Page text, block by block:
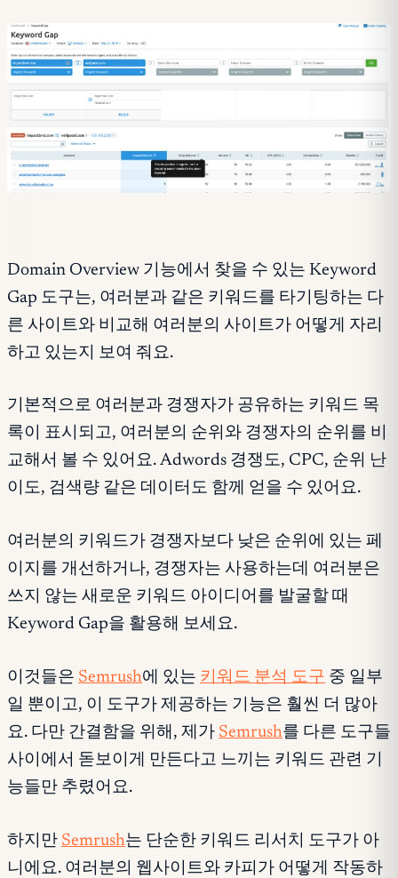
Domain Overview 기능에서 찾을 수 있는 Keyword
Gap 도구는, 여러분과 같은 키워드를 타기팅하는 다
른 사이트와 비교해 여러분의 사이트가 어떻게 자리
하고 있는지 보여 줘요.
기본적으로 여러분과 경쟁자가 공유하는 키워드 목
록이 표시되고, 여러분의 순위와 경쟁자의 순위를 비
교해서 볼 수 있어요. Adwords 경쟁도, CPC, 순위 난
이도, 검색량 같은 데이터도 함께 얻을 수 있어요.
여러분의 키워드가 경쟁자보다 낮은 순위에 있는 페
이지를 개선하거나, 경쟁자는 사용하는데 여러분은
쓰지 않는 새로운 키워드 아이디어를 발굴할 때
Keyword Gap을 활용해 보세요.
이것들은 Semrush에 있는 키워드 분석 도구 중 일부
일 뿐이고, 이 도구가 제공하는 기능은 훨씬 더 많아
요. 다만 간결함을 위해, 제가 Semrush를 다른 도구들
사이에서 돋보이게 만든다고 느끼는 키워드 관련 기
능들만 추렸어요.
하지만 Semrush는 단순한 키워드 리서치 도구가 아
니에요. 여러분의 웹사이트와 카피가 어떻게 작동하